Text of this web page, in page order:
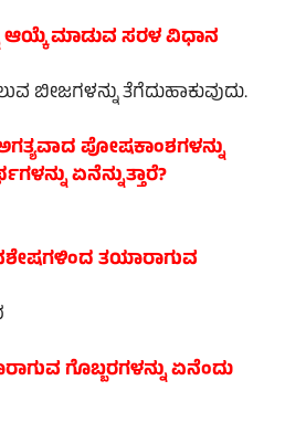
ಆಯ್ಕೆ ಮಾಡುವ ಸರಳ ವಿಧಾನ
ಬೀಜಗಳನ್ನು ತೆಗೆದುಹಾಕುವುದು.
ಪೋಷಕಾಂಶಗಳನ್ನು
ಏನೆನ್ನುತ್ತಾರೆ?
ತಯಾರಾಗುವ
ಗೊಬ್ಬರಗಳನ್ನು ಏನೆಂದು